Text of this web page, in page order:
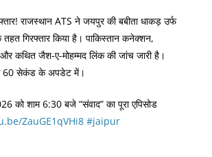
राजस्थान ATS ने जयपुर की बबीता धाकड़ उर्फ
गिरफ्तार किया है। पाकिस्तान कनेक्शन,
कथित जैश-ए-मोहम्मद लिंक की जांच जारी है।
60 सेकंड के अपडेट में।
को शाम 6:30 बजे “संवाद” का पूरा एपिसोड
ZauGE1qVHi8 #jaipur